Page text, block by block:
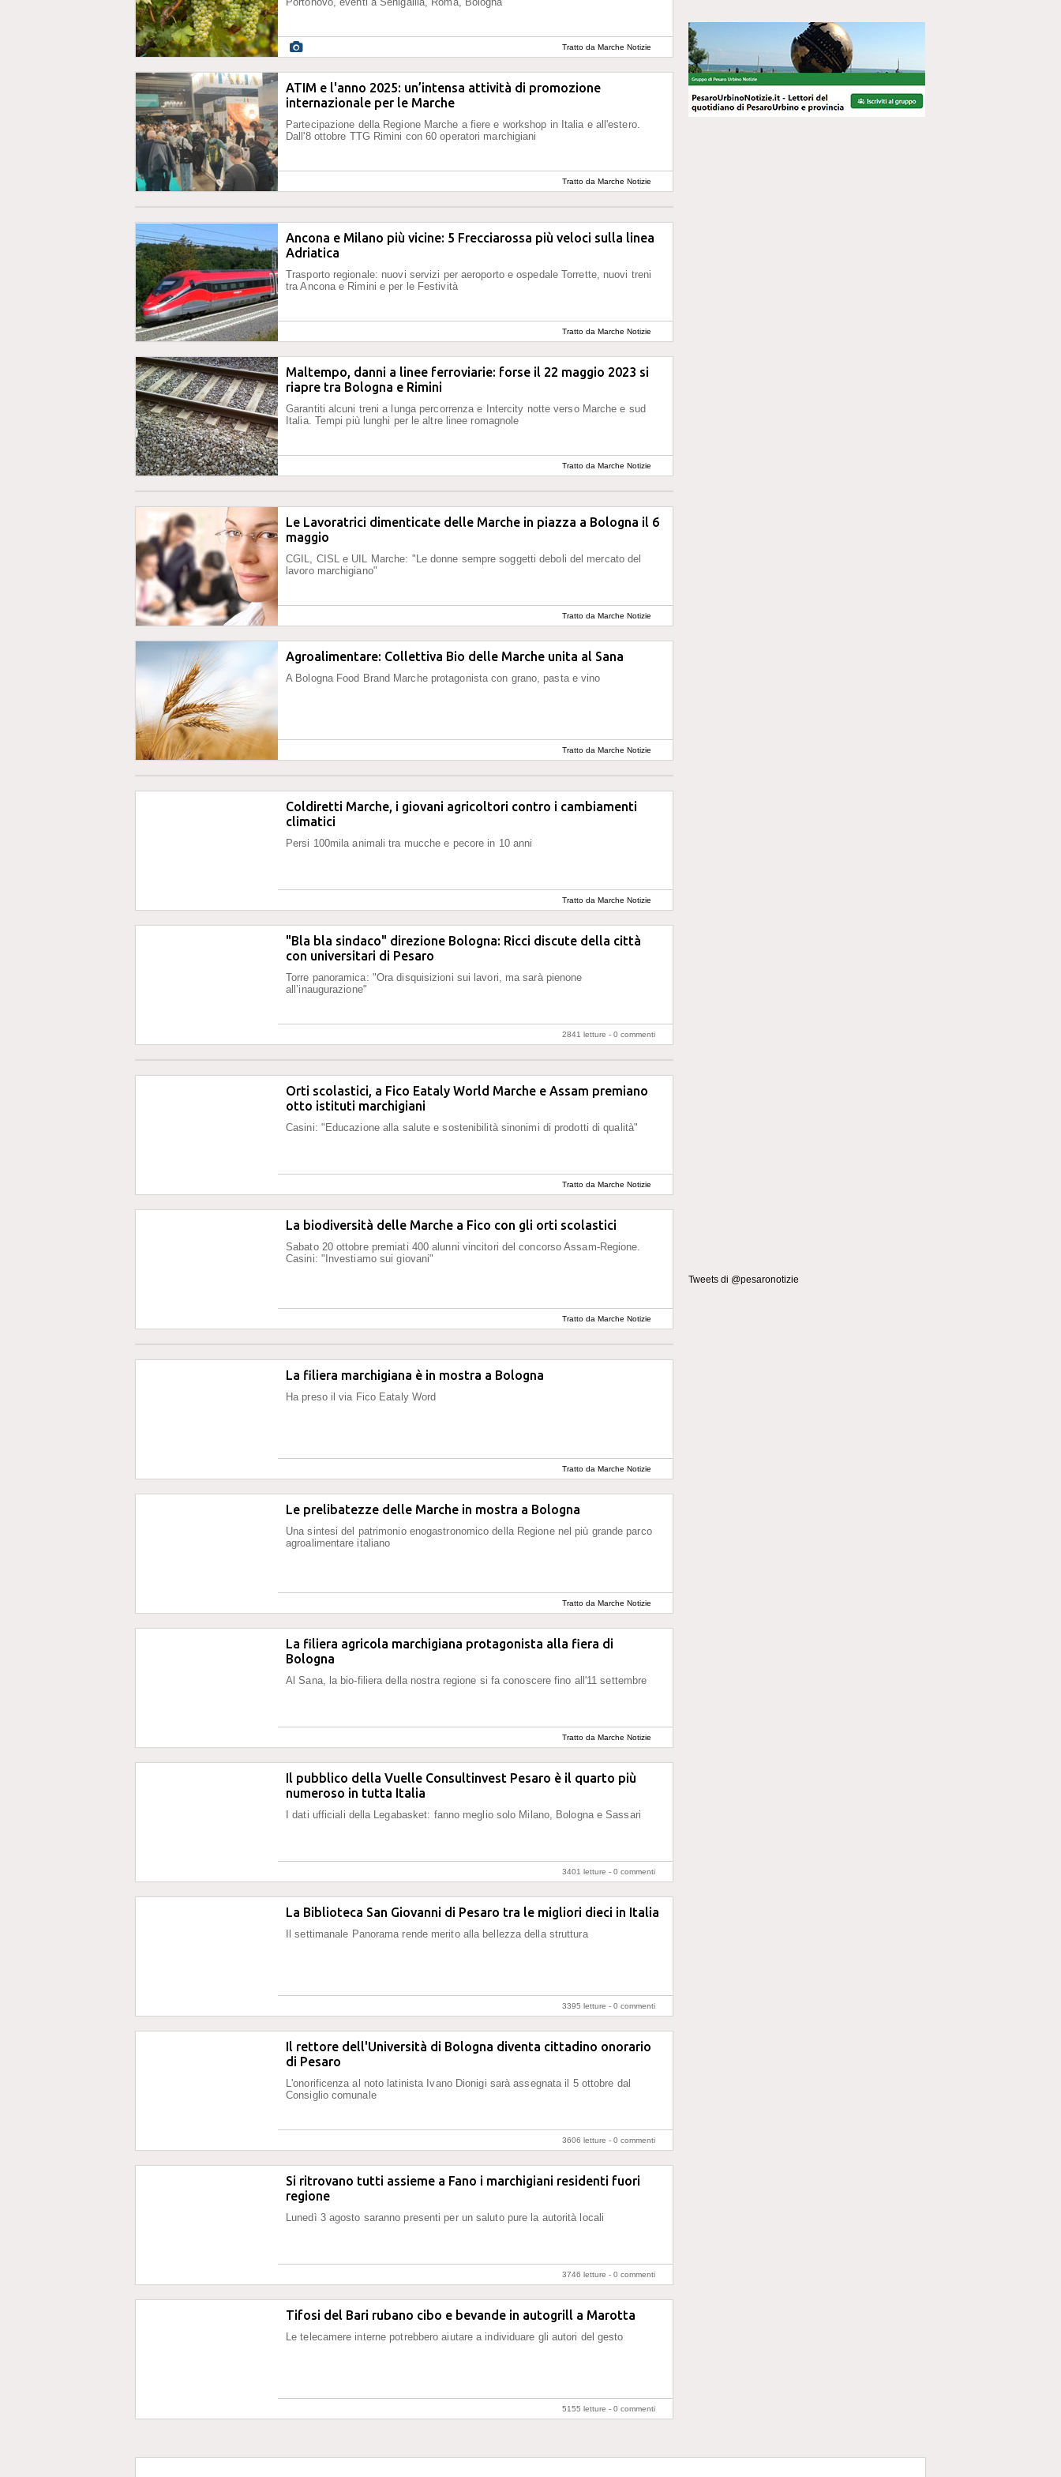
Tratto da Marche Notizie
ATIM e l'anno 2025: un’intensa attività di promozione
internazionale per le Marche
Partecipazione della Regione Marche a fiere e workshop in Italia e all'estero.
Dall'8 ottobre TTG Rimini con 60 operatori marchigiani
Tratto da Marche Notizie
Ancona e Milano più vicine: 5 Frecciarossa più veloci sulla linea
Adriatica
Trasporto regionale: nuovi servizi per aeroporto e ospedale Torrette, nuovi treni
tra Ancona e Rimini e per le Festività
Tratto da Marche Notizie
Maltempo, danni a linee ferroviarie: forse il 22 maggio 2023 si
riapre tra Bologna e Rimini
Garantiti alcuni treni a lunga percorrenza e Intercity notte verso Marche e sud
Italia. Tempi più lunghi per le altre linee romagnole
Tratto da Marche Notizie
Le Lavoratrici dimenticate delle Marche in piazza a Bologna il 6
maggio
CGIL, CISL e UIL Marche: "Le donne sempre soggetti deboli del mercato del
lavoro marchigiano"
Tratto da Marche Notizie
Agroalimentare: Collettiva Bio delle Marche unita al Sana
A Bologna Food Brand Marche protagonista con grano, pasta e vino
Tratto da Marche Notizie
Coldiretti Marche, i giovani agricoltori contro i cambiamenti
climatici
Persi 100mila animali tra mucche e pecore in 10 anni
Tratto da Marche Notizie
"Bla bla sindaco" direzione Bologna: Ricci discute della città
con universitari di Pesaro
Torre panoramica: "Ora disquisizioni sui lavori, ma sarà pienone
all’inaugurazione"
2841 letture - 0 commenti
Orti scolastici, a Fico Eataly World Marche e Assam premiano
otto istituti marchigiani
Casini: "Educazione alla salute e sostenibilità sinonimi di prodotti di qualità"
Tratto da Marche Notizie
La biodiversità delle Marche a Fico con gli orti scolastici
Sabato 20 ottobre premiati 400 alunni vincitori del concorso Assam-Regione.
Casini: "Investiamo sui giovani"
Tratto da Marche Notizie
La filiera marchigiana è in mostra a Bologna
Ha preso il via Fico Eataly Word
Tratto da Marche Notizie
Le prelibatezze delle Marche in mostra a Bologna
Una sintesi del patrimonio enogastronomico della Regione nel più grande parco
agroalimentare italiano
Tratto da Marche Notizie
La filiera agricola marchigiana protagonista alla fiera di
Bologna
Al Sana, la bio-filiera della nostra regione si fa conoscere fino all'11 settembre
Tratto da Marche Notizie
Il pubblico della Vuelle Consultinvest Pesaro è il quarto più
numeroso in tutta Italia
I dati ufficiali della Legabasket: fanno meglio solo Milano, Bologna e Sassari
3401 letture - 0 commenti
La Biblioteca San Giovanni di Pesaro tra le migliori dieci in Italia
Il settimanale Panorama rende merito alla bellezza della struttura
3395 letture - 0 commenti
Il rettore dell'Università di Bologna diventa cittadino onorario
di Pesaro
L'onorificenza al noto latinista Ivano Dionigi sarà assegnata il 5 ottobre dal
Consiglio comunale
3606 letture - 0 commenti
Si ritrovano tutti assieme a Fano i marchigiani residenti fuori
regione
Lunedì 3 agosto saranno presenti per un saluto pure la autorità locali
3746 letture - 0 commenti
Tifosi del Bari rubano cibo e bevande in autogrill a Marotta
Le telecamere interne potrebbero aiutare a individuare gli autori del gesto
5155 letture - 0 commenti
Tweets di @pesaronotizie